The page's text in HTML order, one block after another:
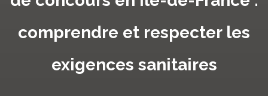
comprendre et respecter les
exigences sanitaires